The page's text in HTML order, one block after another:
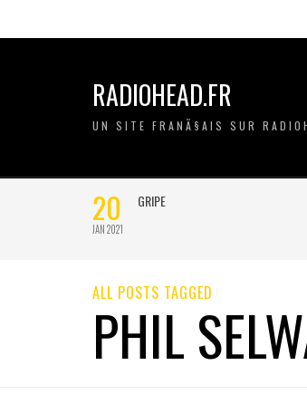
RADIOHEAD.FR
UN SITE FRANÃ§AIS SUR
20
JAN 2021
GRIPE
ALL POSTS TAGGED
PHIL